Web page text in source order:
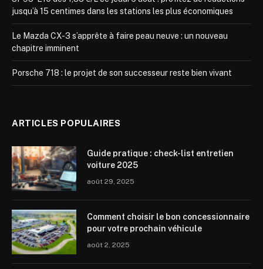
jusqu’à 15 centimes dans les stations les plus économiques
Le Mazda CX-3 s’apprête à faire peau neuve : un nouveau
chapitre imminent
Porsche 718 : le projet de son successeur reste bien vivant
ARTICLES POPULAIRES
Guide pratique : check-list entretien
voiture 2025
août 29, 2025
Comment choisir le bon concessionnaire
pour votre prochain véhicule
août 2, 2025